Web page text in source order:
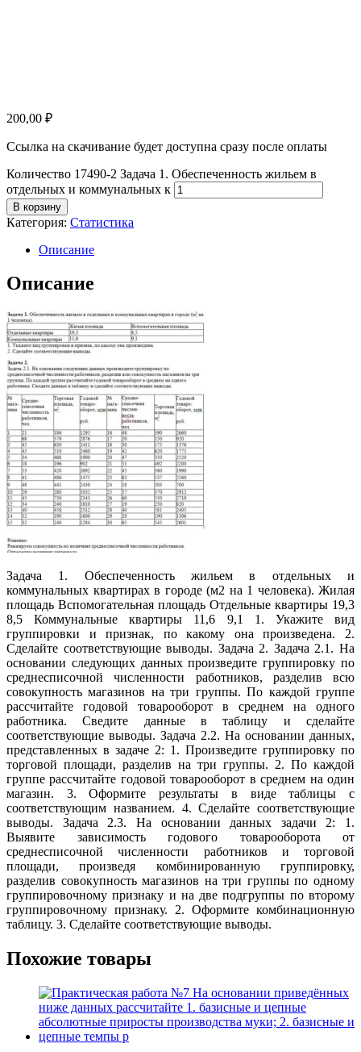
200,00 ₽
Ссылка на скачивание будет доступна сразу после оплаты
Количество 17490-2 Задача 1. Обеспеченность жильем в
отдельных и коммунальных к
В корзину
Категория: Статистика
Описание
Описание
Задача 1. Обеспеченность жильем в отдельных и
коммунальных квартирах в городе (м2 на 1 человека). Жилая
площадь Вспомогательная площадь Отдельные квартиры 19,3
8,5 Коммунальные квартиры 11,6 9,1 1. Укажите вид
группировки и признак, по какому она произведена. 2.
Сделайте соответствующие выводы. Задача 2. Задача 2.1. На
основании следующих данных произведите группировку по
среднесписочной численности работников, разделив всю
совокупность магазинов на три группы. По каждой группе
рассчитайте годовой товарооборот в среднем на одного
работника. Сведите данные в таблицу и сделайте
соответствующие выводы. Задача 2.2. На основании данных,
представленных в задаче 2: 1. Произведите группировку по
торговой площади, разделив на три группы. 2. По каждой
группе рассчитайте годовой товарооборот в среднем на один
магазин. 3. Оформите результаты в виде таблицы с
соответствующим названием. 4. Сделайте соответствующие
выводы. Задача 2.3. На основании данных задачи 2: 1.
Выявите зависимость годового товарооборота от
среднесписочной численности работников и торговой
площади, произведя комбинированную группировку,
разделив совокупность магазинов на три группы по одному
группировочному признаку и на две подгруппы по второму
группировочному признаку. 2. Оформите комбинационную
таблицу. 3. Сделайте соответствующие выводы.
Похожие товары